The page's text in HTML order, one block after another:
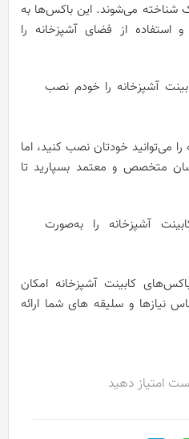
شناخته می‌شوند. این باکس‌ها به
استفاده از فضای آشپزخانه را
آشپزخانه را خودم نصب
می‌‌توانید خودتان نصب کنید، اما
متخصص و معتمد بسپارید تا
آشپزخانه را به‌صورت
کابینت آشپزخانه امکان
نیازها و سلیقه‌ های شما ارائه
امتیاز دهید